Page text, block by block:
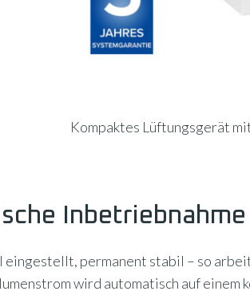
Kompaktes Lüftungsgerät
eingestellt, permanent stabil – so
wird automatisch auf einem